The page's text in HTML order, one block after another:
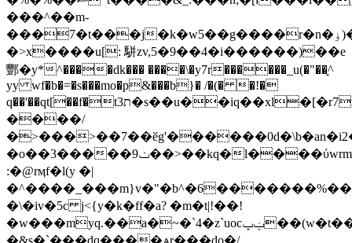
���^��m-
���7�t���j�k�w5��g����r�n�ۏ)�=>�q�aep�w�����t�>]y�׽Ԭ��f�-
�>x����u[: 駢zv,5�9��4�i������)��e
酆�y*^����dk��� ����\�y7r������_u(�"��֢^
yy wf�b�=�s���mo�p&���b}� /�(� �!�
q��'��qt[��f�t3ת�s��u��iq��xl�[�r7i�#�]����3`s��̯�����|s�y���k7w��٫|>х�ϗ���l�k72�o@q~mv\���ss��}
����/
�o��3�����ݖ9��>��kq�l����ύwrm��yɣ>�����$�w@�����br@.�
:�@rӎf�l(y �|
�\�iv�5c j<{y�k�ff�a? �m�t|!��!
�w���myq.��a�~�`4�z`uocݔپ��(w�t��d�3�es��s���t!
�&s�`���dq����ѧr���do�/